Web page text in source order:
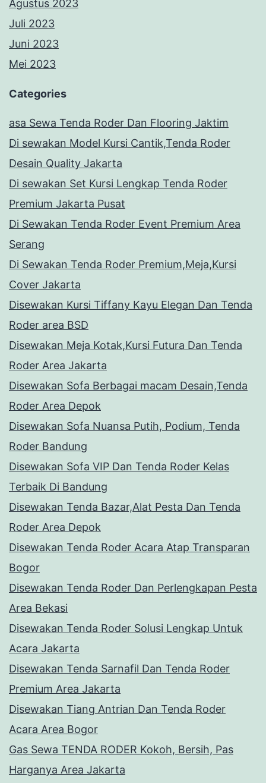
Agustus 2023
Juli 2023
Juni 2023
Mei 2023
Categories
asa Sewa Tenda Roder Dan Flooring Jaktim
Di sewakan Model Kursi Cantik,Tenda Roder
Desain Quality Jakarta
Di sewakan Set Kursi Lengkap Tenda Roder
Premium Jakarta Pusat
Di Sewakan Tenda Roder Event Premium Area
Serang
Di Sewakan Tenda Roder Premium,Meja,Kursi
Cover Jakarta
Disewakan Kursi Tiffany Kayu Elegan Dan Tenda
Roder area BSD
Disewakan Meja Kotak,Kursi Futura Dan Tenda
Roder Area Jakarta
Disewakan Sofa Berbagai macam Desain,Tenda
Roder Area Depok
Disewakan Sofa Nuansa Putih, Podium, Tenda
Roder Bandung
Disewakan Sofa VIP Dan Tenda Roder Kelas
Terbaik Di Bandung
Disewakan Tenda Bazar,Alat Pesta Dan Tenda
Roder Area Depok
Disewakan Tenda Roder Acara Atap Transparan
Bogor
Disewakan Tenda Roder Dan Perlengkapan Pesta
Area Bekasi
Disewakan Tenda Roder Solusi Lengkap Untuk
Acara Jakarta
Disewakan Tenda Sarnafil Dan Tenda Roder
Premium Area Jakarta
Disewakan Tiang Antrian Dan Tenda Roder
Acara Area Bogor
Gas Sewa TENDA RODER Kokoh, Bersih, Pas
Harganya Area Jakarta